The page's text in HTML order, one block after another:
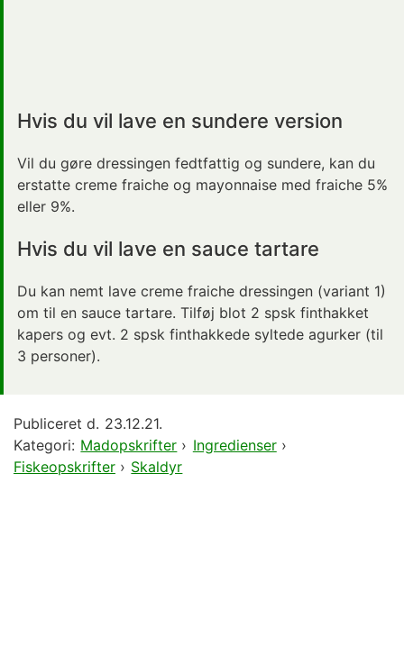
Hvis du vil lave en sundere version
Vil du gøre dressingen fedtfattig og sundere, kan du
erstatte creme fraiche og mayonnaise med fraiche 5%
eller 9%.
Hvis du vil lave en sauce tartare
Du kan nemt lave creme fraiche dressingen (variant 1)
om til en sauce tartare. Tilføj blot 2 spsk finthakket
kapers og evt. 2 spsk finthakkede syltede agurker (til
3 personer).
Publiceret d. 23.12.21.
Kategori: Madopskrifter › Ingredienser›
Fiskeopskrifter › Skaldyr